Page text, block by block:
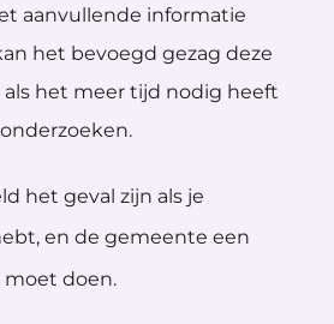
aanvullende informatie
het bevoegd gezag deze
het meer tijd nodig heeft
het geval zijn als je
en de gemeente een
doen.